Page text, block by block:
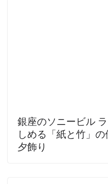
銀座のソニービル
しめる「紙と竹」
夕飾り